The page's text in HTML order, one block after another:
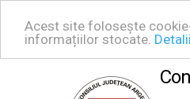
Acest site folosește
informațiilor stocate. Detalii